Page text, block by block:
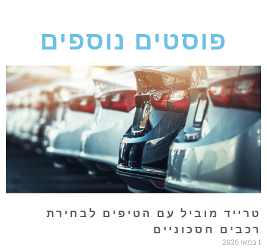
פוסטים נוספים
מוביל עם הטיפים לבחירת
חסכוניים